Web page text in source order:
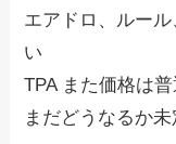
エアドロ、ルー
い
TPA また価格は
まだどうなるか未